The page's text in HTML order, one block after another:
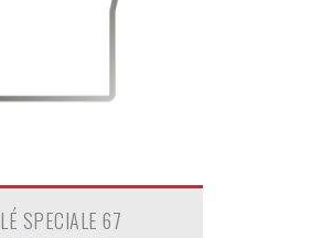
SPECIALE 67